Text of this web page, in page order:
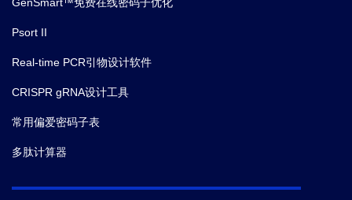
Psort II
Real-time PCR引物设计软件
CRISPR gRNA设计工具
常用偏爱密码子表
多肽计算器